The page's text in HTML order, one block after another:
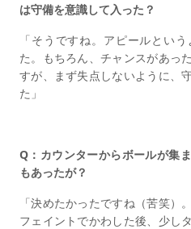
は守備を意識して入った？
「そうですね。アピールとい
た。もちろん、チャンスがあっ
すが、まず失点しないように、
た」
Q：カウンターからボールが集
もあったが？
「決めたかったですね（苦笑）
フェイントでかわした後、少し